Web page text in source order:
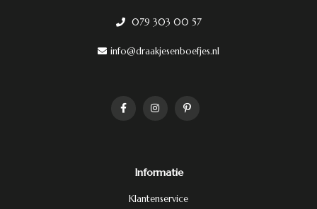
079 303 00 57
info@draakjesenboefjes.nl
Informatie
Klantenservice